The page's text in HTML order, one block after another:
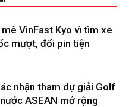
VinFast Kyo vì tìm xe
mượt, đổi pin tiện
nhận tham dự giải Golf
ASEAN mở rộng